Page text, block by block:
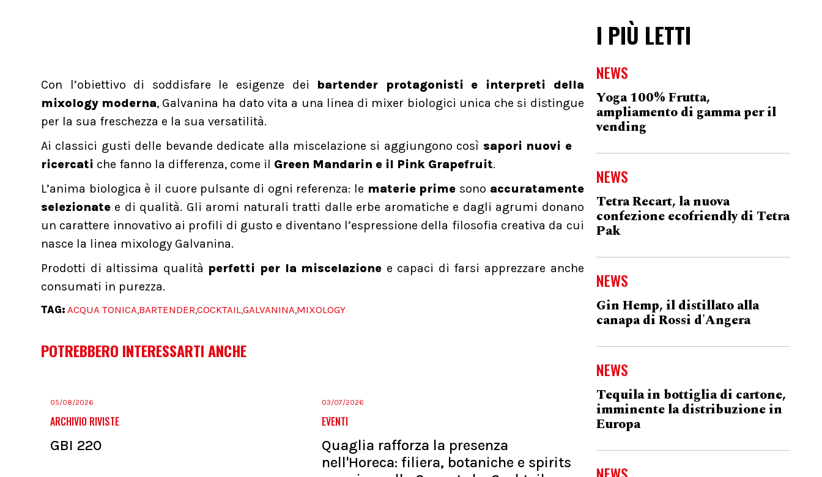
Con l’obiettivo di soddisfare le esigenze dei bartender protagonisti e interpreti della
mixology moderna, Galvanina ha dato vita a una linea di mixer biologici unica che si distingue
per la sua freschezza e la sua versatilità.
Ai classici gusti delle bevande dedicate alla miscelazione si aggiungono così sapori nuovi e
ricercati che fanno la differenza, come il Green Mandarin e il Pink Grapefruit.
L’anima biologica è il cuore pulsante di ogni referenza: le materie prime sono accuratamente
selezionate e di qualità. Gli aromi naturali tratti dalle erbe aromatiche e dagli agrumi donano
un carattere innovativo ai profili di gusto e diventano l’espressione della filosofia creativa da cui
nasce la linea mixology Galvanina.
Prodotti di altissima qualità perfetti per la miscelazione e capaci di farsi apprezzare anche
consumati in purezza.
TAG: ACQUA TONICA,BARTENDER,COCKTAIL,GALVANINA,MIXOLOGY
POTREBBERO INTERESSARTI ANCHE
05/08/2026
ARCHIVIO RIVISTE
GBI 220
03/07/2026
EVENTI
Quaglia rafforza la presenza
nell'Horeca: filiera, botaniche e spirits
I PIÙ LETTI
NEWS
Yoga 100% Frutta,
ampliamento di gamma per il
vending
NEWS
Tetra Recart, la nuova
confezione ecofriendly di Tetra
Pak
NEWS
Gin Hemp, il distillato alla
canapa di Rossi d'Angera
NEWS
Tequila in bottiglia di cartone,
imminente la distribuzione in
Europa